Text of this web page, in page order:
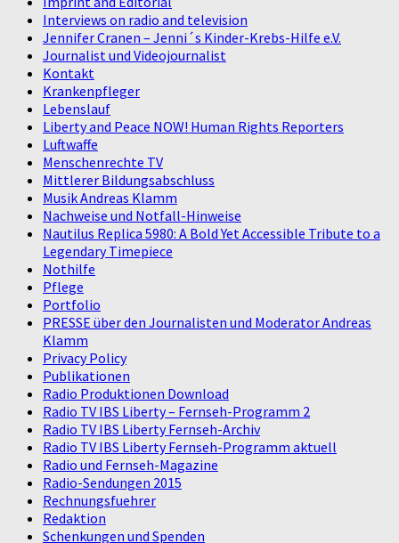
Interviews on radio and television
Jennifer Cranen – Jenni´s Kinder-Krebs-Hilfe e.V.
Journalist und Videojournalist
Kontakt
Krankenpfleger
Lebenslauf
Liberty and Peace NOW! Human Rights Reporters
Luftwaffe
Menschenrechte TV
Mittlerer Bildungsabschluss
Musik Andreas Klamm
Nachweise und Notfall-Hinweise
Nautilus Replica 5980: A Bold Yet Accessible Tribute to a
Legendary Timepiece
Nothilfe
Pflege
Portfolio
PRESSE über den Journalisten und Moderator Andreas
Klamm
Privacy Policy
Publikationen
Radio Produktionen Download
Radio TV IBS Liberty – Fernseh-Programm 2
Radio TV IBS Liberty Fernseh-Archiv
Radio TV IBS Liberty Fernseh-Programm aktuell
Radio und Fernseh-Magazine
Radio-Sendungen 2015
Rechnungsfuehrer
Redaktion
Schenkungen und Spenden